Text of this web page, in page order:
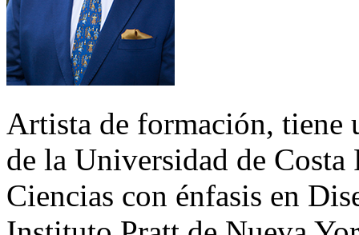
Artista de formación, tiene
de la Universidad de
Ciencias con énfasis en